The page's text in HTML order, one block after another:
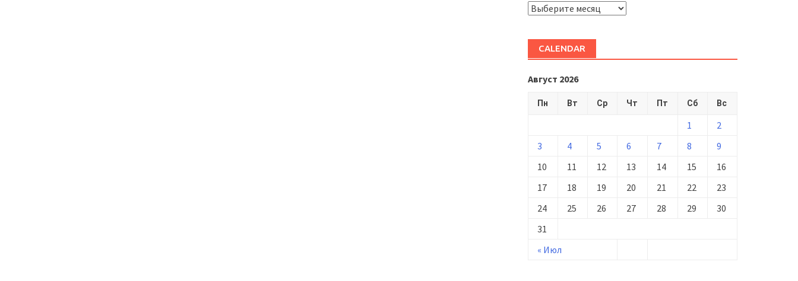
ARHIVĂ
CALENDAR
Август 2026
Пн Вт Ср Чт Пт Сб Вс
« Июл
1
2
3
4 5 6 7 8
9
10
11 12 13 14 15
16
17
18 19 20 21 22
23
24
25 26 27 28 29
30
31